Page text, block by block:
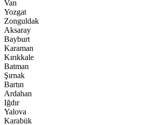
Van
Yozgat
Zonguldak
Aksaray
Bayburt
Karaman
Kırıkkale
Batman
Şırnak
Bartın
Ardahan
Iğdır
Yalova
Karabük